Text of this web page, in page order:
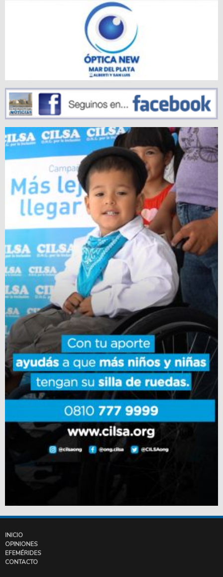
INICIO
OPINIONES
EFEMÉRIDES
CONTACTO